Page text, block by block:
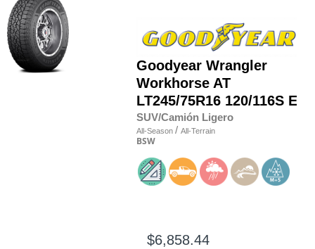
Goodyear Wrangler
Workhorse AT
LT245/75R16 120/116S E
SUV/Camión Ligero
All-Season / All-Terrain
BSW
$6,858.44